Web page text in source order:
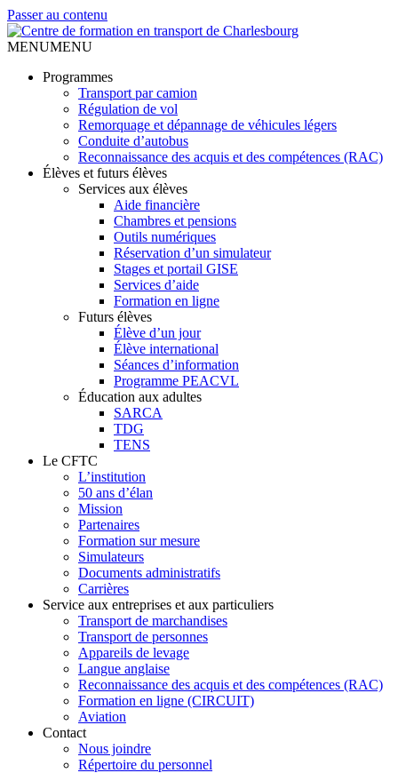
Passer au contenu
MENUMENU
Programmes
Transport par camion
Régulation de vol
Remorquage et dépannage de véhicules légers
Conduite d’autobus
Reconnaissance des acquis et des compétences (RAC)
Élèves et futurs élèves
Services aux élèves
Aide financière
Chambres et pensions
Outils numériques
Réservation d’un simulateur
Stages et portail GISE
Services d’aide
Formation en ligne
Futurs élèves
Élève d’un jour
Élève international
Séances d’information
Programme PEACVL
Éducation aux adultes
SARCA
TDG
TENS
Le CFTC
L’institution
50 ans d’élan
Mission
Partenaires
Formation sur mesure
Simulateurs
Documents administratifs
Carrières
Service aux entreprises et aux particuliers
Transport de marchandises
Transport de personnes
Appareils de levage
Langue anglaise
Reconnaissance des acquis et des compétences (RAC)
Formation en ligne (CIRCUIT)
Aviation
Contact
Nous joindre
Répertoire du personnel